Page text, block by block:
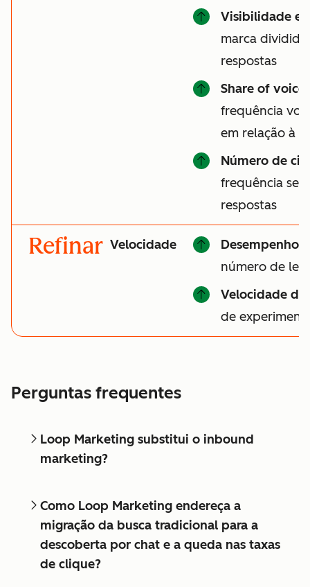
Visibilidade
marca
respostas
Share of voice
frequência
em relação à
Número de
frequência
respostas
Refinar Velocidade
Desempenho
número de
Velocidade do
de
Perguntas frequentes
Loop Marketing substitui o inbound
marketing?
Como Loop Marketing endereça a
migração da busca tradicional para a
descoberta por chat e a queda nas taxas
de clique?